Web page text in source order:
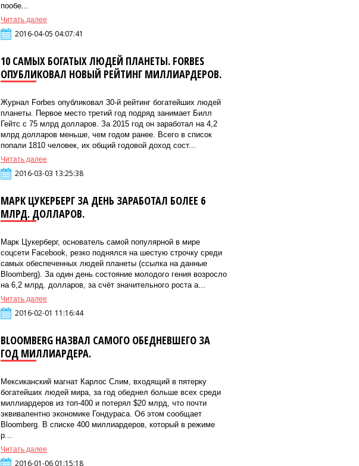
пообе...
Читать далее
2016-04-05 04:07:41
10 САМЫХ БОГАТЫХ ЛЮДЕЙ ПЛАНЕТЫ. FORBES
ОПУБЛИКОВАЛ НОВЫЙ РЕЙТИНГ МИЛЛИАРДЕРОВ.
Журнал Forbes опубликовал 30-й рейтинг богатейших людей
планеты. Первое место третий год подряд занимает Билл
Гейтс с 75 млрд долларов. За 2015 год он заработал на 4,2
млрд долларов меньше, чем годом ранее. Всего в список
попали 1810 человек, их общий годовой доход сост...
Читать далее
2016-03-03 13:25:38
МАРК ЦУКЕРБЕРГ ЗА ДЕНЬ ЗАРАБОТАЛ БОЛЕЕ 6
МЛРД. ДОЛЛАРОВ.
Марк Цукерберг, основатель самой популярной в мире
соцсети Facebook, резко поднялся на шестую строчку среди
самых обеспеченных людей планеты (ссылка на данные
Bloomberg). За один день состояние молодого гения возросло
на 6,2 млрд. долларов, за счёт значительного роста а...
Читать далее
2016-02-01 11:16:44
BLOOMBERG НАЗВАЛ САМОГО ОБЕДНЕВШЕГО ЗА
ГОД МИЛЛИАРДЕРА.
Мексиканский магнат Карлос Слим, входящий в пятерку
богатейших людей мира, за год обеднел больше всех среди
миллиардеров из топ-400 и потерял $20 млрд, что почти
эквивалентно экономике Гондураса. Об этом сообщает
Bloomberg. В списке 400 миллиардеров, который в режиме
р...
Читать далее
2016-01-06 01:15:18